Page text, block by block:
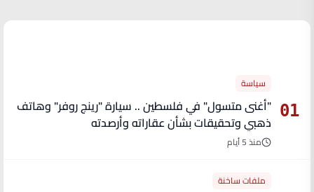
01
سياسة
"أغنى متسول" في فلسطين .. سيارة "رينج روفر" وهاتف
ذهبي وتحقيقات بشأن عقاراته وأرصدته
منذ 5 أيام
ملفات ساخنة